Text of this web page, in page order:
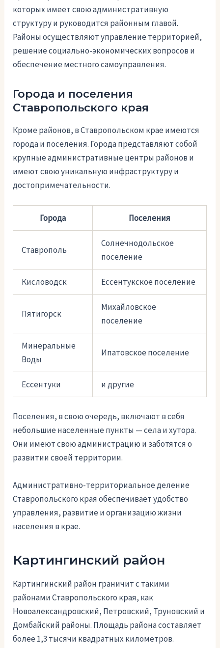
которых имеет свою административную
структуру и руководится районным главой.
Районы осуществляют управление территорией,
решение социально-экономических вопросов и
обеспечение местного самоуправления.
Города и поселения
Ставропольского края
Кроме районов, в Ставропольском крае имеются
города и поселения. Города представляют собой
крупные административные центры районов и
имеют свою уникальную инфраструктуру и
достопримечательности.
Города Поселения
Ставрополь
Солнечнодольское
поселение
Кисловодск Ессентукское поселение
Пятигорск
Михайловское
поселение
Минеральные
Воды
Ипатовское поселение
Ессентуки и другие
Поселения, в свою очередь, включают в себя
небольшие населенные пункты — села и хутора.
Они имеют свою администрацию и заботятся о
развитии своей территории.
Административно-территориальное деление
Ставропольского края обеспечивает удобство
управления, развитие и организацию жизни
населения в крае.
Картингинский район
Картингинский район граничит с такими
районами Ставропольского края, как
Новоалександровский, Петровский, Труновский и
Домбайский районы. Площадь района составляет
более 1,3 тысячи квадратных километров.